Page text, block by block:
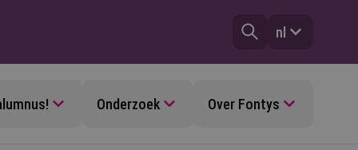
nl
Onderzoek Over Fontys